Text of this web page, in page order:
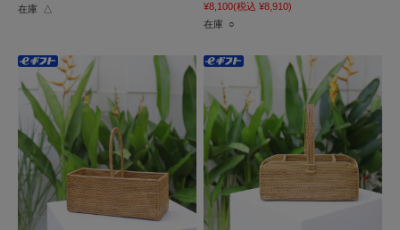
在庫 △
¥8,100(税込 ¥8,910)
在庫 ○